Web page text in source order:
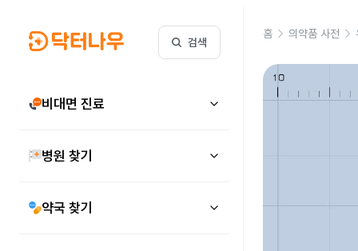
검색
비대면 진료
병원 찾기
약국 찾기
홈 의약품 사전